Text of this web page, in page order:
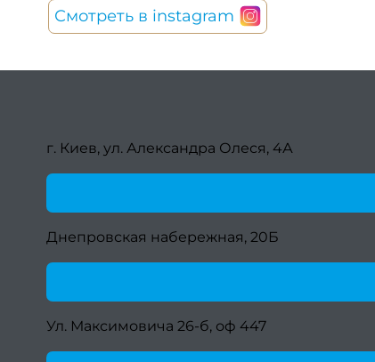
Смотреть в instagram
г. Киев, ул. Александра Олеся, 4А
Днепровская набережная, 20Б
Ул. Максимовича 26-б, оф 447